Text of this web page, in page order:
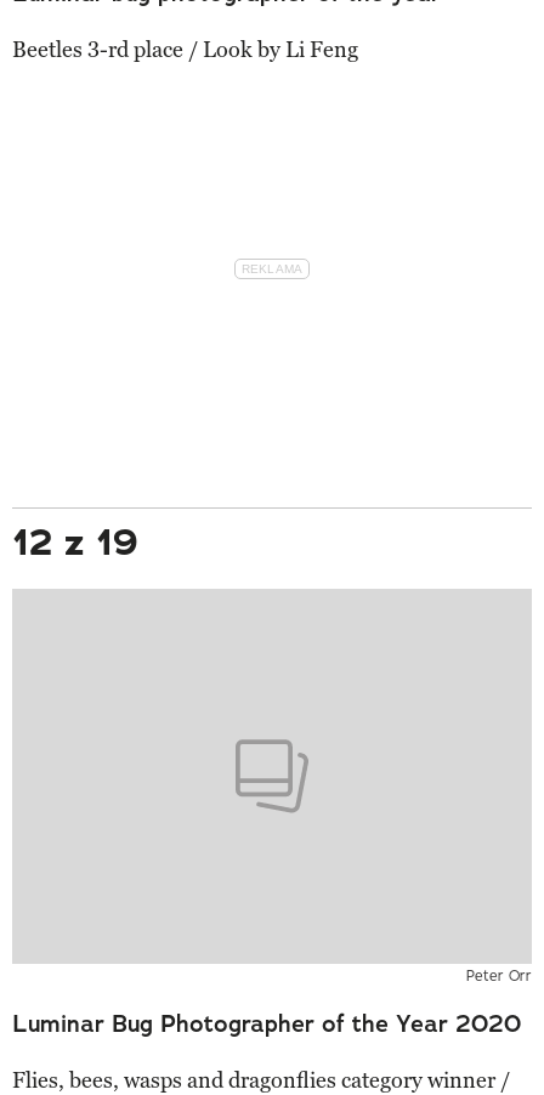
Beetles 3-rd place / Look by Li Feng
12 z 19
Peter Orr
Luminar Bug Photographer of the Year 2020
Flies, bees, wasps and dragonflies category winner /